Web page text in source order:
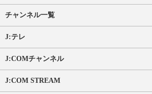
チャンネル一覧
J:テレ
J:COMチャンネル
J:COM STREAM